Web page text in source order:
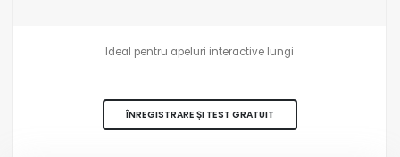
Ideal pentru apeluri interactive lungi
ÎNREGISTRARE ȘI TEST GRATUIT